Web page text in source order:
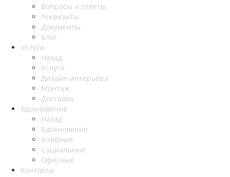
Вопросы и ответы
Реквизиты
Документы
Блог
Услуги
Назад
Услуги
Дизайн интерьера
Монтаж
Доставка
Вдохновение
Назад
Вдохновение
Учебные
Социальные
Офисные
Контакты